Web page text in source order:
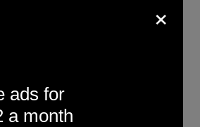
GETTY IMAGES
to Listen to if
if You Like
×
ads for
a month